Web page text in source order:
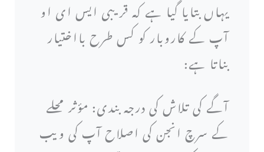
یہاں بتایا گیا ہے کہ قریبی ایس ای او
آپ کے کاروبار کو کس طرح بااختیار
بناتا ہے:
آگے کی تلاش کی درجہ بندی: مؤثر محلے
کے سرچ انجن کی اصلاح آپ کی ویب